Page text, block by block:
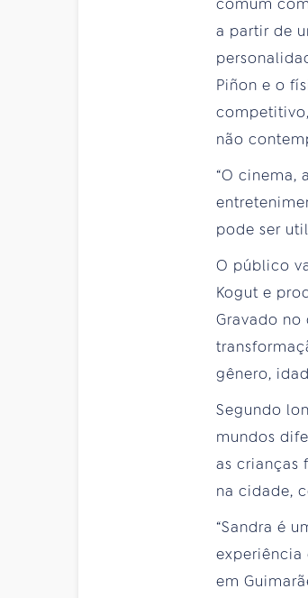
comum
a partir de
Piñon e o
não
“O cinema,
pode ser
O público
Kogut e
Gravado
gênero,
Segundo
mundos
as crianças
na cidade,
“Sandra é
experiência
em